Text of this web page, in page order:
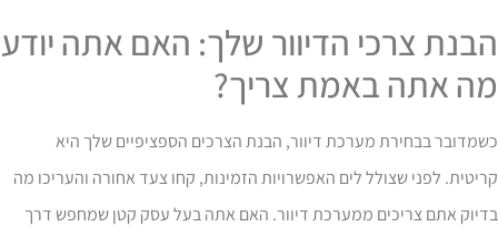
צרכי הדיוור שלך: האם אתה יודע
אתה באמת צריך?
בבחירת מערכת דיוור, הבנת הצרכים הספציפיים שלך היא
לפני שצולל לים האפשרויות הזמינות, קחו צעד אחורה והעריכו מה
אתם צריכים ממערכת דיוור. האם אתה בעל עסק קטן שמחפש דרך